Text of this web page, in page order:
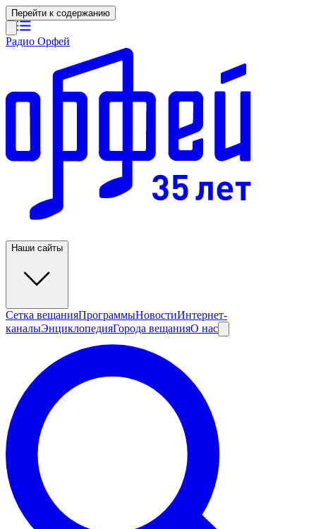
Перейти к содержанию
Радио Орфей
Наши сайты
Сетка вещанияПрограммыНовостиИнтернет-
каналыЭнциклопедияГорода вещанияО нас